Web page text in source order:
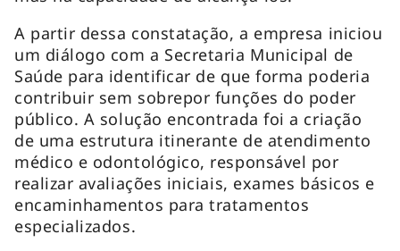
A partir dessa constatação, a empresa iniciou
um diálogo com a Secretaria Municipal de
Saúde para identificar de que forma poderia
contribuir sem sobrepor funções do poder
público. A solução encontrada foi a criação
de uma estrutura itinerante de atendimento
médico e odontológico, responsável por
realizar avaliações iniciais, exames básicos e
encaminhamentos para tratamentos
especializados.